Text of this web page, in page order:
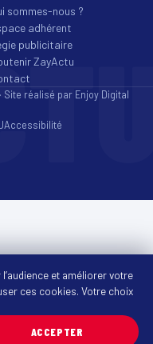
sommes-nous ?
adhérent
publicitaire
ZayActu
Site réalisé par Enjoy Digital
Accessibilité
et améliorer votre
ces cookies. Votre choix
ACCEPTER